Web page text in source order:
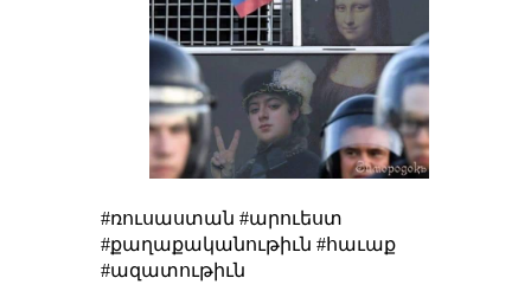
#ռուսաստան #արուեստ
#քաղաքականութիւն #հաւաք
#ազատութիւն